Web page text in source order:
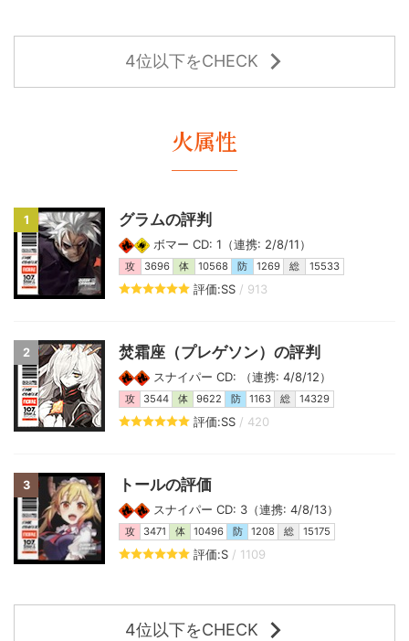
4位以下をCHECK
火属性
1 グラムの評判
ボマー CD: 1（連携: 2/8/11）
攻 3696 体 10568 防 1269 総 15533
評価:SS / 913
2 焚霜座（プレゲソン）の評判
スナイパー CD: （連携: 4/8/12）
攻 3544 体 9622 防 1163 総 14329
評価:SS / 420
3 トールの評価
スナイパー CD: 3（連携: 4/8/13）
攻 3471 体 10496 防 1208 総 15175
評価:S / 1109
4位以下をCHECK